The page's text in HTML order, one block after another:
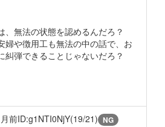
、無法の状態を認めるんだろ？
婦や徴用工も無法の中の話で、お
糾弾できることじゃないだろ？
前ID:g1NTI0NjY(19/21) NG